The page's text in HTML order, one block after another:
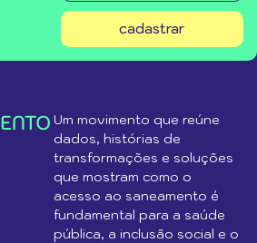
cadastrar
Um movimento que reúne
dados, histórias de
transformações e soluções
que mostram como o
acesso ao saneamento é
fundamental para a saúde
pública, a inclusão social e o